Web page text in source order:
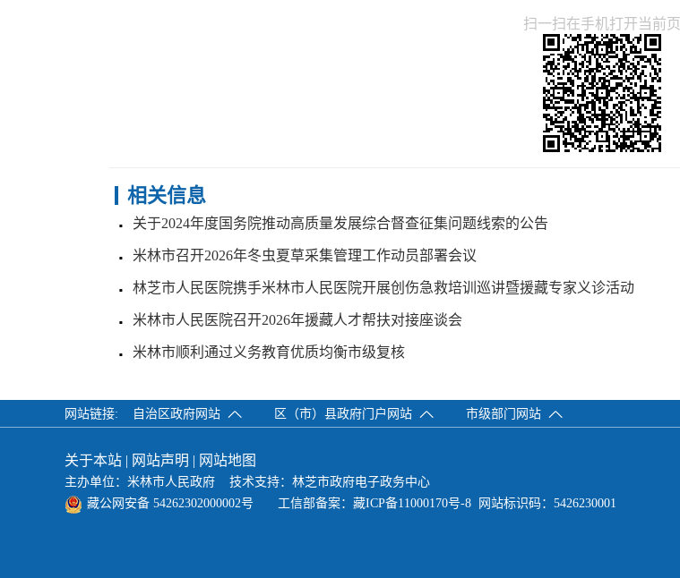
扫一扫在手机打开当前页
相关信息
关于2024年度国务院推动高质量发展综合督查征集问题线索的公告
米林市召开2026年冬虫夏草采集管理工作动员部署会议
林芝市人民医院携手米林市人民医院开展创伤急救培训巡讲暨援藏专家义诊活动
米林市人民医院召开2026年援藏人才帮扶对接座谈会
米林市顺利通过义务教育优质均衡市级复核
网站链接: 自治区政府网站 区（市）县政府门户网站 市级部门网站
关于本站 | 网站声明 | 网站地图
主办单位：米林市人民政府 技术支持：林芝市政府电子政务中心
藏公网安备 54262302000002号
工信部备案： 藏ICP备11000170号-8 网站标识码：5426230001